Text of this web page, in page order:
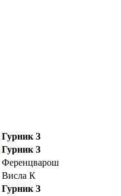
Гурник З
Гурник З
Ференцварош
Висла К
Гурник З